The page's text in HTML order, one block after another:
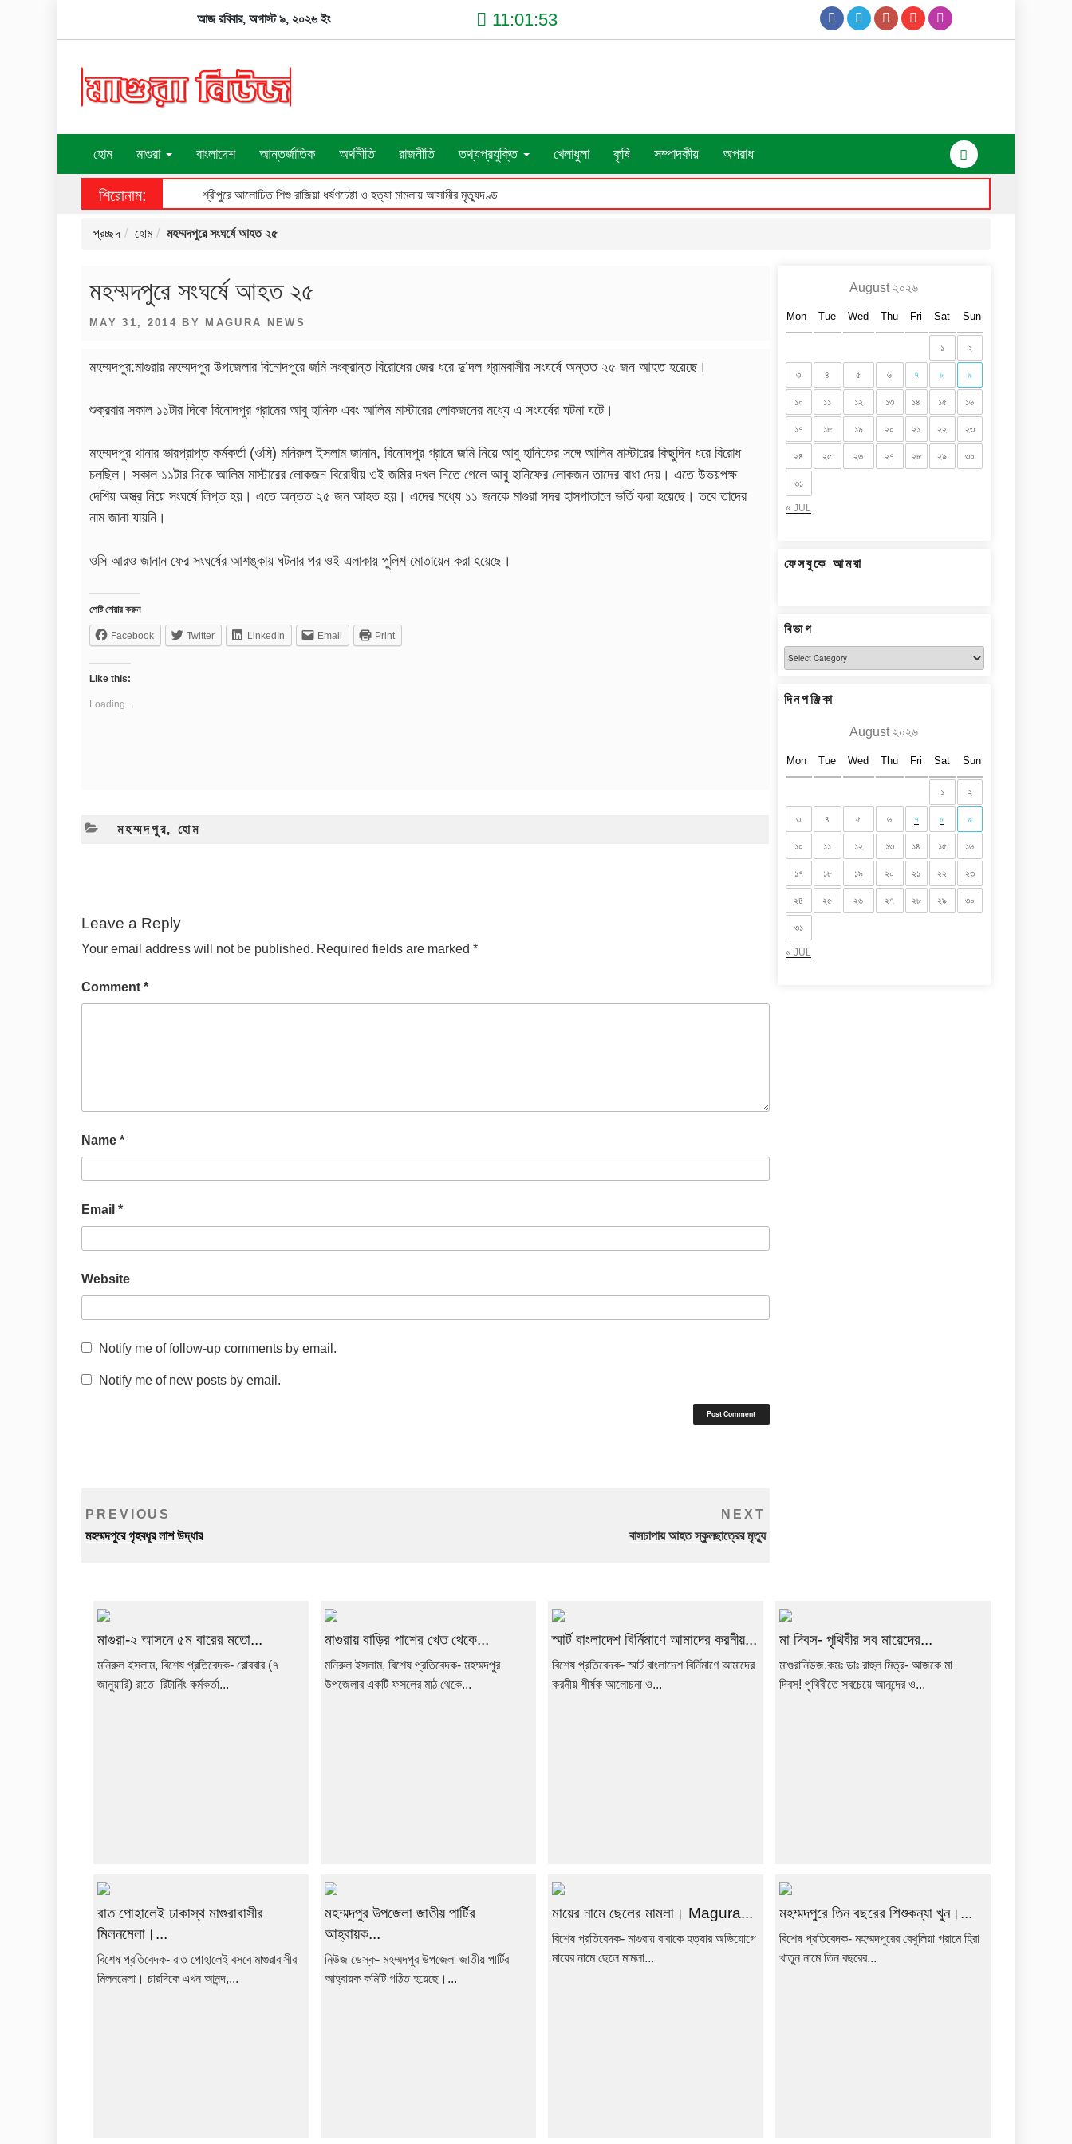
আজ রবিবার, অগাস্ট ৯, ২০২৬ ইং 11:01:54
হোম মাগুরা বাংলাদেশ আন্তর্জাতিক অর্থনীতি রাজনীতি তথ্যপ্রযুক্তি খেলাধুলা কৃষি সম্পাদকীয় অপরাধ
শিরোনাম: শ্রীপুরে আলোচিত শিশু রাজিয়া ধর্ষণচেষ্টা ও হত্যা মামলায় আসামীর মৃত্যুদণ্ড
প্রচ্ছদ হোম মহম্মদপুরে সংঘর্ষে আহত ২৫
মহম্মদপুরে সংঘর্ষে আহত ২৫
POSTED
MAY 31, 2014 BY MAGURA NEWS
মহম্মদপুর:মাগুরার মহম্মদপুর উপজেলার বিনোদপুরে জমি সংক্রান্ত বিরোধের জের ধরে দু’দল গ্রামবাসীর সংঘর্ষে অন্তত ২৫ জন আহত হয়েছে।
শুক্রবার সকাল ১১টার দিকে বিনোদপুর গ্রামের আবু হানিফ এবং আলিম মাস্টারের লোকজনের মধ্যে এ সংঘর্ষের ঘটনা ঘটে।
মহম্মদপুর থানার ভারপ্রাপ্ত কর্মকর্তা (ওসি) মনিরুল ইসলাম জানান, বিনোদপুর গ্রামে জমি নিয়ে আবু হানিফের সঙ্গে আলিম মাস্টারের কিছুদিন ধরে বিরোধ
চলছিল। সকাল ১১টার দিকে আলিম মাস্টারের লোকজন বিরোধীয় ওই জমির দখল নিতে গেলে আবু হানিফের লোকজন তাদের বাধা দেয়। এতে উভয়পক্ষ
দেশিয় অস্ত্র নিয়ে সংঘর্ষে লিপ্ত হয়। এতে অন্তত ২৫ জন আহত হয়। এদের মধ্যে ১১ জনকে মাগুরা সদর হাসপাতালে ভর্তি করা হয়েছে। তবে তাদের
নাম জানা যায়নি।
ওসি আরও জানান ফের সংঘর্ষের আশঙ্কায় ঘটনার পর ওই এলাকায় পুলিশ মোতায়েন করা হয়েছে।
পোষ্ট শেয়ার করুন
Facebook Twitter LinkedIn Email Print
Like this:
Loading...
CATEGORIES
মহম্মদপুর,হোম
Leave a Reply
Your email address will not be published. Required fields are marked *
Comment *
Name *
Email *
Website
Notify me of follow-up comments by email.
Notify me of new posts by email.
Post
navigation
Previous
Post
PREVIOUS
মহম্মদপুরে গৃহবধূর লাশ উদ্ধার
Post
NEXT
বাসচাপায় আহত স্কুলছাত্রের মৃত্যু
August ২০২৬
Mon Tue Wed Thu Fri Sat Sun
« JUL
১ ২
৩ ৪ ৫ ৬ ৭ ৮ ৯
১০ ১১ ১২ ১৩ ১৪ ১৫ ১৬
১৭ ১৮ ১৯ ২০ ২১ ২২ ২৩
২৪ ২৫ ২৬ ২৭ ২৮ ২৯ ৩০
৩১
ফেসবুকে আমরা
বিভাগ
বিভাগ
দিনপঞ্জিকা
August ২০২৬
Mon Tue Wed Thu Fri Sat Sun
« JUL
১ ২
৩ ৪ ৫ ৬ ৭ ৮ ৯
১০ ১১ ১২ ১৩ ১৪ ১৫ ১৬
১৭ ১৮ ১৯ ২০ ২১ ২২ ২৩
২৪ ২৫ ২৬ ২৭ ২৮ ২৯ ৩০
৩১
মাগুরা-২ আসনে ৫ম বারের মতো...
মনিরুল ইসলাম, বিশেষ প্রতিবেদক- রোববার (৭
জানুয়ারি) রাতে রিটার্নিং কর্মকর্তা...
মাগুরায় বাড়ির পাশের খেত থেকে...
মনিরুল ইসলাম, বিশেষ প্রতিবেদক- মহম্মদপুর
উপজেলার একটি ফসলের মাঠ থেকে...
স্মার্ট বাংলাদেশ বির্নিমাণে আমাদের করনীয়...
বিশেষ প্রতিবেদক- স্মার্ট বাংলাদেশ বির্নিমাণে আমাদের
করনীয় শীর্ষক আলোচনা ও...
মা দিবস- পৃথিবীর সব মায়েদের...
মাগুরানিউজ.কমঃ ডাঃ রাহুল মিত্র- আজকে মা
দিবস! পৃথিবীতে সবচেয়ে আনন্দের ও...
রাত পোহালেই ঢাকাস্থ মাগুরাবাসীর
মিলনমেলা।...
বিশেষ প্রতিবেদক- রাত পোহালেই বসবে মাগুরাবাসীর
মিলনমেলা। চারদিকে এখন আনন্দ,...
মহম্মদপুর উপজেলা জাতীয় পার্টির
আহ্বায়ক...
নিউজ ডেস্ক- মহম্মদপুর উপজেলা জাতীয় পার্টির
আহ্বায়ক কমিটি গঠিত হয়েছে।...
মায়ের নামে ছেলের মামলা। Magura...
বিশেষ প্রতিবেদক- মাগুরায় বাবাকে হত্যার অভিযোগে
মায়ের নামে ছেলে মামলা...
মহম্মদপুরে তিন বছরের শিশুকন্যা খুন।...
বিশেষ প্রতিবেদক- মহম্মদপুরের বেথুলিয়া গ্রামে হিরা
খাতুন নামে তিন বছরের...